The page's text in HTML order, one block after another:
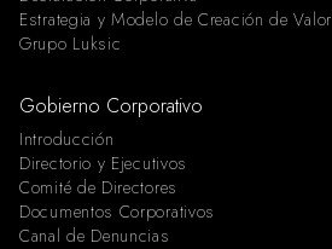
Estrategia y Modelo de Creación de Valor
Grupo Luksic
Gobierno Corporativo
Introducción
Directorio y Ejecutivos
Comité de Directores
Documentos Corporativos
Canal de Denuncias